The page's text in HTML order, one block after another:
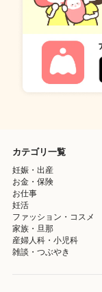
カテゴリ一覧
妊娠・出産
お金・保険
お仕事
妊活
ファッション・コスメ
家族・旦那
産婦人科・小児科
雑談・つぶやき